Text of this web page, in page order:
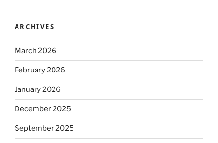
ARCHIVES
March 2026
February 2026
January 2026
December 2025
September 2025